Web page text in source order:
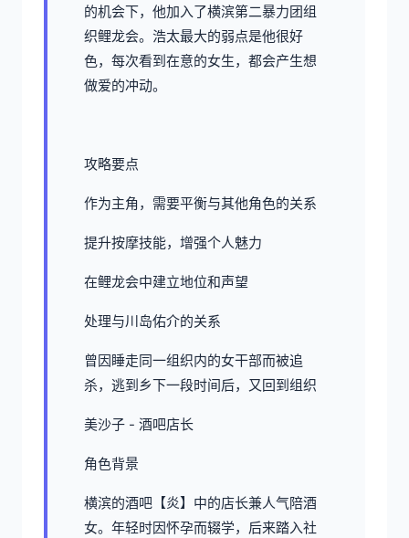
的机会下，他加入了横滨第二暴力团组
织鲤龙会。浩太最大的弱点是他很好
色，每次看到在意的女生，都会产生想
做爱的冲动。
攻略要点
作为主角，需要平衡与其他角色的关系
提升按摩技能，增强个人魅力
在鲤龙会中建立地位和声望
处理与川岛佑介的关系
曾因睡走同一组织内的女干部而被追
杀，逃到乡下一段时间后，又回到组织
美沙子 - 酒吧店长
角色背景
横滨的酒吧【炎】中的店长兼人气陪酒
女。年轻时因怀孕而辍学，后来踏入社